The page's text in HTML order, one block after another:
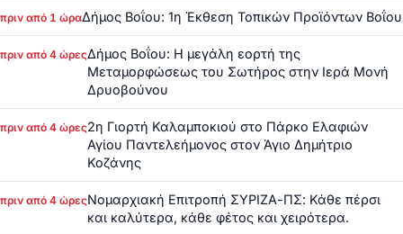
πριν από 1 ώραΔήμος Βοΐου: 1η Έκθεση Τοπικών Προϊόντων Βοΐου
πριν από 4 ώρεςΔήμος Βοΐου: Η μεγάλη εορτή της
Μεταμορφώσεως του Σωτήρος στην Ιερά Μονή
Δρυοβούνου
πριν από 4 ώρες2η Γιορτή Καλαμποκιού στο Πάρκο Ελαφιών
Αγίου Παντελεήμονος στον Άγιο Δημήτριο
Κοζάνης
πριν από 4 ώρεςΝομαρχιακή Επιτροπή ΣΥΡΙΖΑ-ΠΣ: Κάθε πέρσι
και καλύτερα, κάθε φέτος και χειρότερα.